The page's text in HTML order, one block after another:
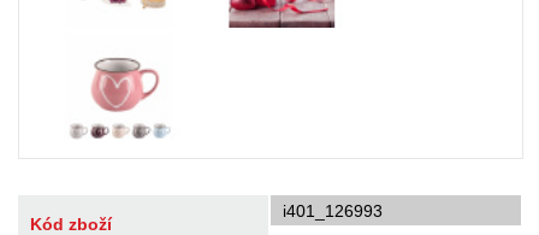
Kód zboží
i401_126993